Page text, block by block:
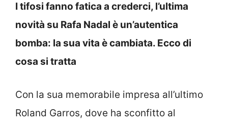
I tifosi fanno fatica a crederci, l’ultima
novità su Rafa Nadal è un’autentica
bomba: la sua vita è cambiata. Ecco di
cosa si tratta
Con la sua memorabile impresa all’ultimo
Roland Garros, dove ha sconfitto al